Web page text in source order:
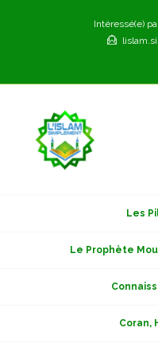
Intéressé(e)
Les
Le Prophète
Coran,